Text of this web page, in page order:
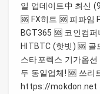
일 업데이트中 최신
🆘 FX히트 🆘 피파임
BGT365 🆘 코인컴
HITBTC (핫빗) 🆘 골
스타포렉스 기가옵
두 동일업체! 🆘 쓰리
https://mokdon.net